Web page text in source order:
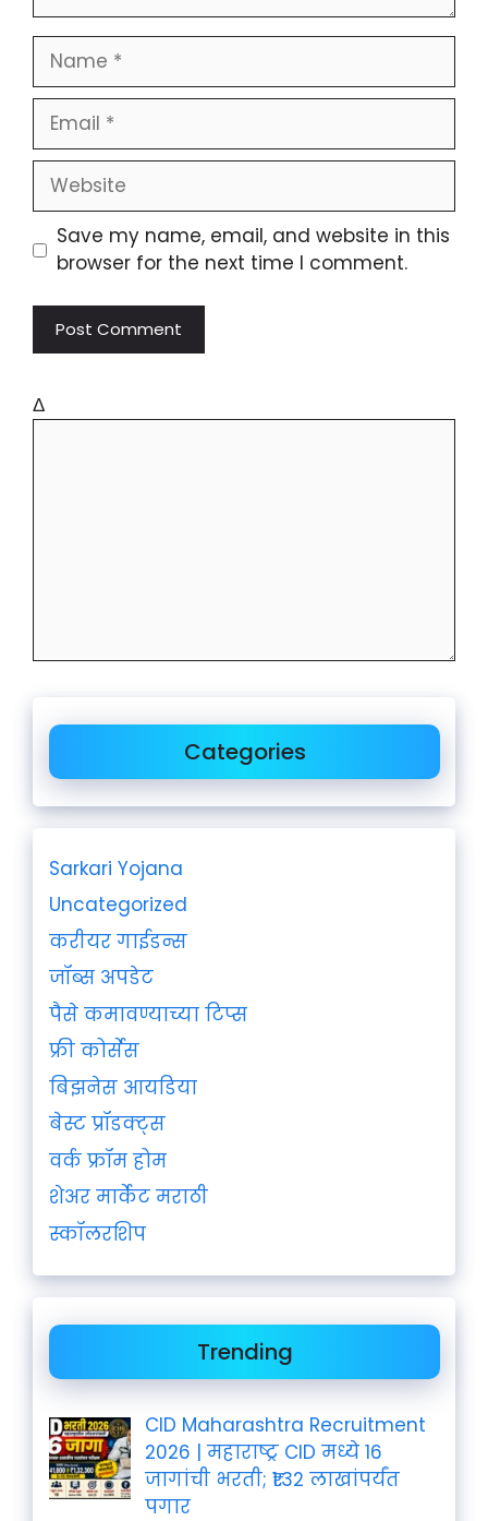
Save my name, email, and website in this
browser for the next time I comment.
Δ
Categories
Sarkari Yojana
Uncategorized
करीयर गाईडन्स
जॉब्स अपडेट
पैसे कमावण्याच्या टिप्स
फ्री कोर्सेस
बिझनेस आयडिया
बेस्ट प्रॉडक्ट्स
वर्क फ्रॉम होम
शेअर मार्केट मराठी
स्कॉलरशिप
Trending
CID Maharashtra Recruitment
2026 | महाराष्ट्र CID मध्ये 16
जागांची भरती; ₹1.32 लाखांपर्यंत
पगार